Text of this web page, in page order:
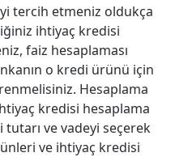
tercih etmeniz oldukça
ihtiyaç kredisi
faiz hesaplaması
o kredi ürünü için
Hesaplama
kredisi hesaplama
tutarı ve vadeyi seçerek
ve ihtiyaç kredisi